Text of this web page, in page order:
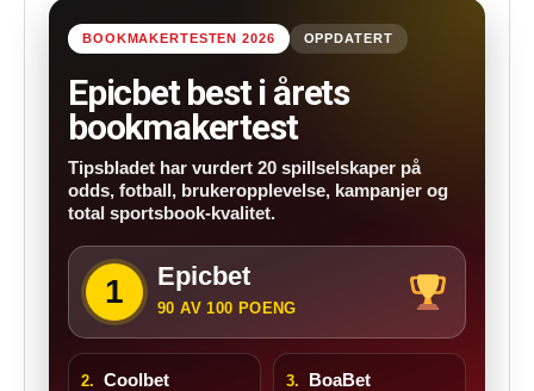
BOOKMAKERTESTEN 2026 OPPDATERT
Epicbet best i årets
bookmakertest
Tipsbladet har vurdert 20 spillselskaper på
odds, fotball, brukeropplevelse, kampanjer og
total sportsbook-kvalitet.
1 Epicbet
90 AV 100 POENG
2. Coolbet 3. BoaBet